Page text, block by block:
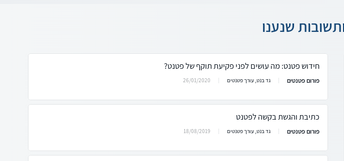
שנענו
חידוש פטנט: מה עושים לפני פקיעת תוקף של פטנט?
פורום פטנטים גד בנט, עורך פטנטים 26/01/2020
כתיבת והגשת בקשה לפטנט
פורום פטנטים גד בנט, עורך פטנטים 18/08/2019